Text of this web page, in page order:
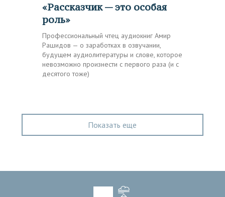
«Рассказчик — это особая
роль»
Профессиональный чтец аудиокниг Амир
Рашидов — о заработках в озвучании,
будущем аудиолитературы и слове, которое
невозможно произнести с первого раза (и с
десятого тоже)
Показать еще